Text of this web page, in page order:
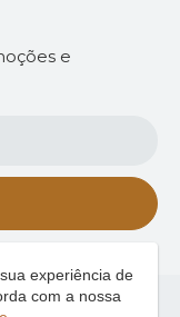
e
experiência de
com a nossa